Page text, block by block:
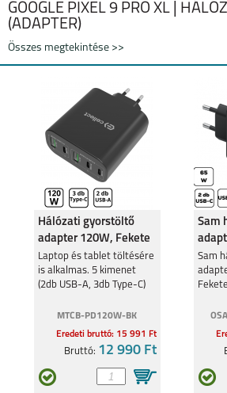
GOOGLE PIXEL 9 PRO XL |
(ADAPTER)
Összes megtekintése >>
Hálózati gyorstöltő
adapter 120W, Fekete
Laptop és tablet töltésére
is alkalmas. 5 kimenet
(2db USB-A, 3db Type-C)
MTCB-PD120W-BK
Eredeti bruttó: 15 991 Ft
Bruttó: 12 990 Ft
Sam
C,
Sam
Fekete